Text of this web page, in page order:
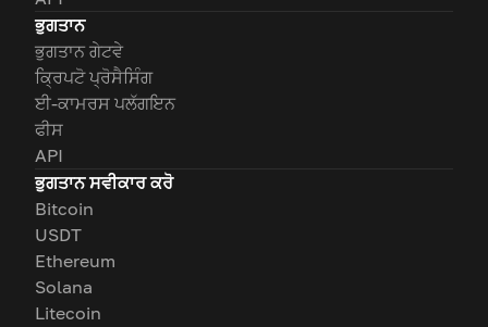
ਭੁਗਤਾਨ
ਭੁਗਤਾਨ ਗੇਟਵੇ
ਕ੍ਰਿਪਟੋ ਪ੍ਰੋਸੈਸਿੰਗ
ਈ-ਕਾਮਰਸ ਪਲੱਗਇਨ
ਫੀਸ
API
ਭੁਗਤਾਨ ਸਵੀਕਾਰ ਕਰੋ
Bitcoin
USDT
Ethereum
Solana
Litecoin